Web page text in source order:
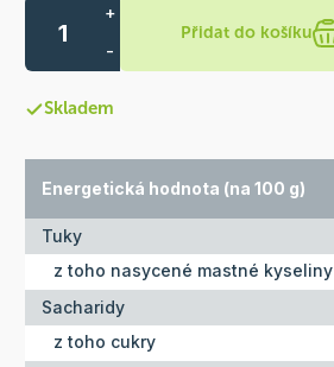
+
-
Přidat do košíku
Skladem
Energetická hodnota (na 100 g)
Tuky
z toho nasycené mastné kyseliny
Sacharidy
z toho cukry